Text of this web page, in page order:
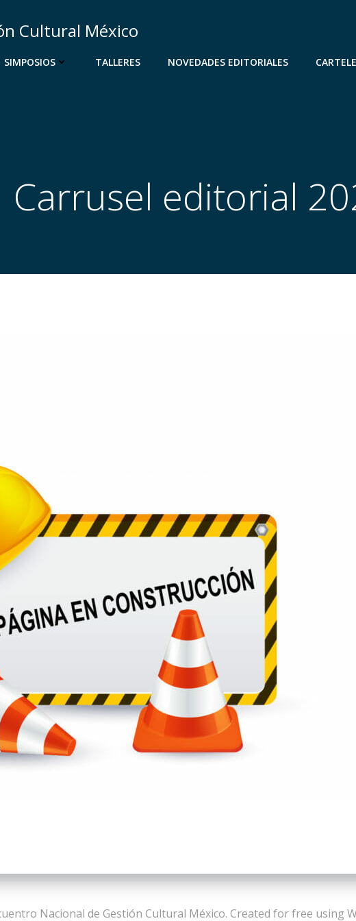
Cultural México
SIMPOSIOS TALLERES NOVEDADES EDITORIALES
Carrusel editorial
Nacional de Gestión Cultural México. Created for free using